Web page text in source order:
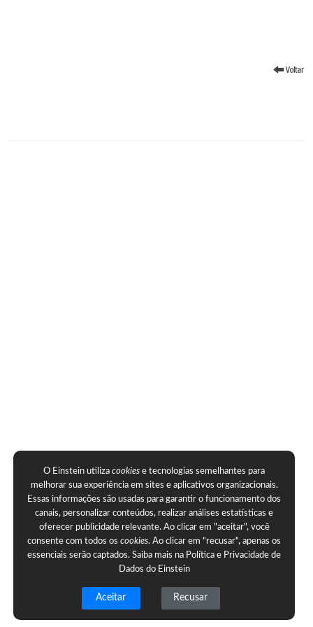
O Einstein utilizacookies e tecnologias semelhantes para
melhorar sua experiência em sites e aplicativos organizacionais.
Essas informações são usadas para garantir o funcionamento dos
canais, personalizar conteúdos, realizar análises estatísticas e
oferecer publicidade relevante. Ao clicar em "aceitar", você
consente com todos oscookies. Ao clicar em "recusar", apenas os
essenciais serão captados. Saiba mais na Política e Privacidade de
Dados do Einstein
Aceitar Recusar